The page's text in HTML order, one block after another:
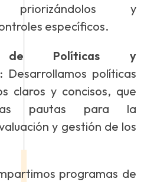
priorizándolos y
específicos.
de Políticas y
Desarrollamos políticas
claros y concisos, que
las pautas para la
y gestión de los
programas de